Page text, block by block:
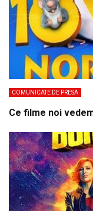
COMUNICATE DE PRESA
Ce filme noi